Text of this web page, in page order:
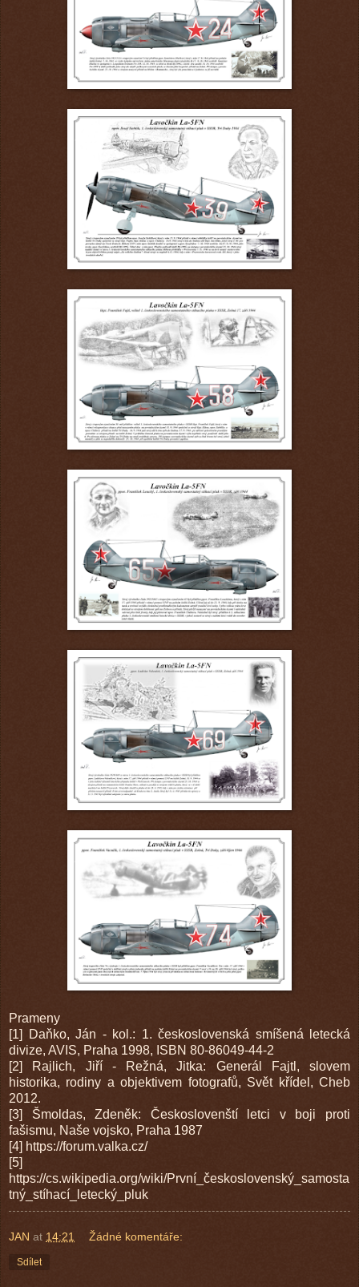
Prameny
[1] Daňko, Ján - kol.: 1. československá smíšená letecká
divize, AVIS, Praha 1998, ISBN 80-86049-44-2
[2] Rajlich, Jiří - Režná, Jitka: Generál Fajtl, slovem
historika, rodiny a objektivem fotografů, Svět křídel, Cheb
2012.
[3] Šmoldas, Zdeněk: Českoslovenští letci v boji proti
fašismu, Naše vojsko, Praha 1987
[4] https://forum.valka.cz/
[5]
https://cs.wikipedia.org/wiki/První_československý_samosta
tný_stíhací_letecký_pluk
JAN at 14:21 Žádné komentáře:
Sdílet